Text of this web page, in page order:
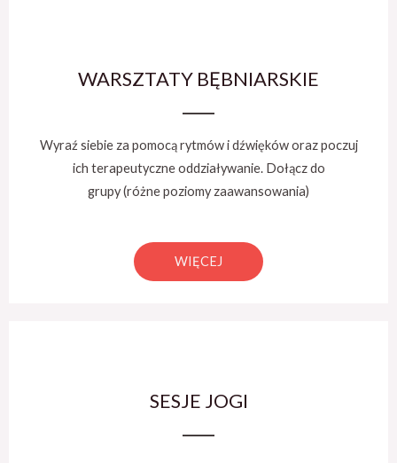
WARSZTATY BĘBNIARSKIE
Wyraź siebie za pomocą rytmów i dźwięków oraz poczuj
ich terapeutyczne oddziaływanie. Dołącz do
grupy (różne poziomy zaawansowania)
WIĘCEJ
SESJE JOGI